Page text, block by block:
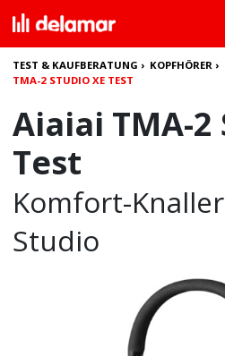
TEST & KAUFBERATUNG › KOPFHÖRER ›
TMA-2 STUDIO XE TEST
Aiaiai TMA-2
Test
Komfort-
Studio